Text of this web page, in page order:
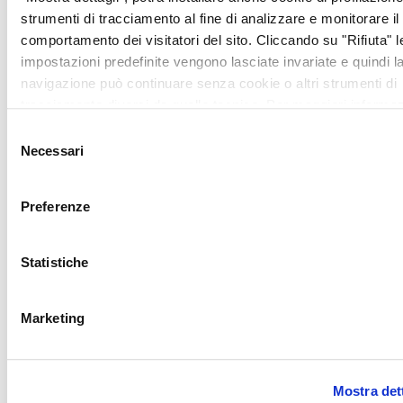
strumenti di tracciamento al fine di analizzare e monitorare il
comportamento dei visitatori del sito. Cliccando su "Rifiuta"
impostazioni predefinite vengono lasciate invariate e quindi
navigazione può continuare senza cookie o altri strumenti di
delNecessari
Preferenze
Statistiche
Marketing
Mostra
ne ha bisogno.
Progetti di Cause Related
Donazioni di servizi o prodotti